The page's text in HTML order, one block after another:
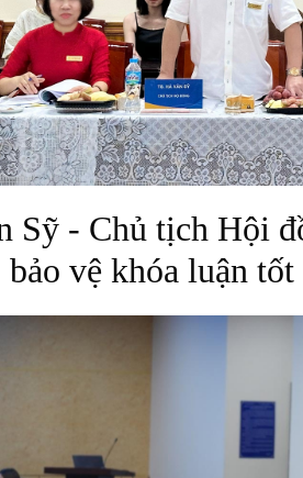
Sỹ - Chủ tịch Hội
bảo vệ khóa luận